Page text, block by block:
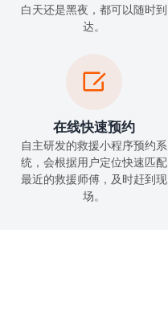
白天还是黑夜，都可以随时到
达。

在线快速预约
自主研发的救援小程序预约系
统，会根据用户定位快速匹配
最近的救援师傅，及时赶到现
场。